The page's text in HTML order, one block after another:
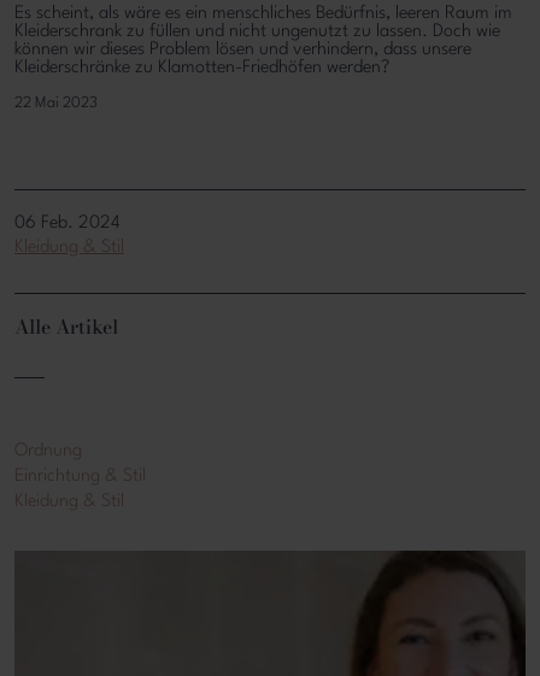
Es scheint, als wäre es ein menschliches Bedürfnis, leeren Raum im
Kleiderschrank zu füllen und nicht ungenutzt zu lassen. Doch wie
können wir dieses Problem lösen und verhindern, dass unsere
Kleiderschränke zu Klamotten-Friedhöfen werden?
22 Mai 2023
06 Feb. 2024
Kleidung & Stil
Alle Artikel
Ordnung
Einrichtung & Stil
Kleidung & Stil